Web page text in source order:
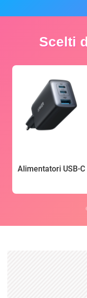
Scelti
Alimentatori USB-C